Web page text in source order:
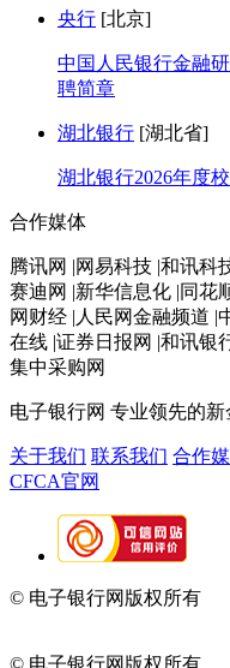
央行 [北京]
中国人民银行金融
聘简章
湖北银行 [湖北省]
湖北银行2026年度
合作媒体
腾讯网 |网易科技 |和讯科
赛迪网 |新华信息化 |同花
网财经 |人民网金融频道 |
在线 |证券日报网 |和讯银
集中采购网
电子银行网 专业领先的新
关于我们 联系我们 合作
CFCA官网
© 电子银行网版权所有
© 电子银行网版权所有